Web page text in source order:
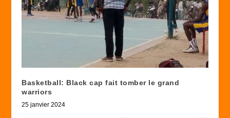
Basketball: Black cap fait tomber le grand
warriors
25 janvier 2024